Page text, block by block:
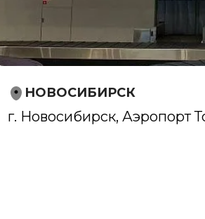
НОВОСИБИРСК
г. Новосибирск, Аэропорт